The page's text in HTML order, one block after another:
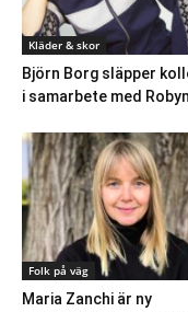
Kläder & skor
Björn Borg släpper
i samarbete med Robyn
Folk på väg
Maria Zanchi är ny